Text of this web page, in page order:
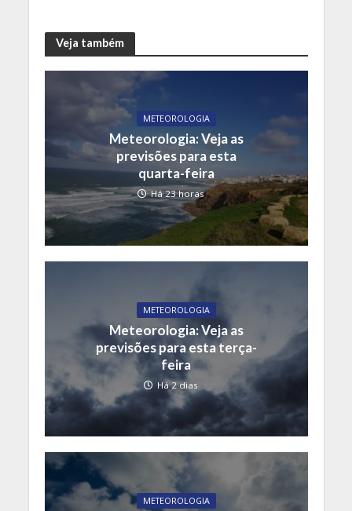
Veja também
METEOROLOGIA
Meteorologia: Veja as
previsões para esta
quarta-feira
Há 23 horas
METEOROLOGIA
Meteorologia: Veja as
previsões para esta terça-
feira
Há 2 dias
METEOROLOGIA